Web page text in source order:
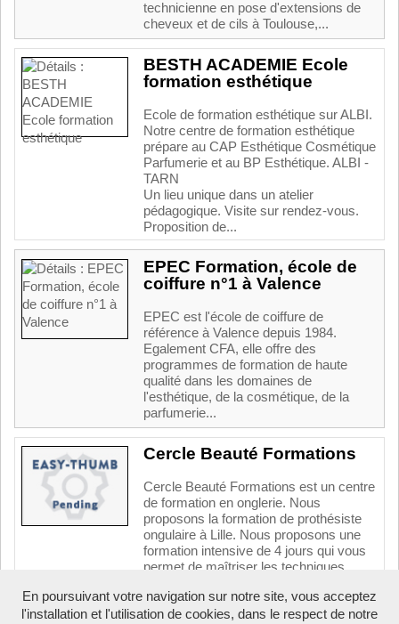
technicienne en pose d'extensions de
cheveux et de cils à Toulouse,...
BESTH ACADEMIE Ecole
formation esthétique
Ecole de formation esthétique sur ALBI.
Notre centre de formation esthétique
prépare au CAP Esthétique Cosmétique
Parfumerie et au BP Esthétique. ALBI -
TARN
Un lieu unique dans un atelier
pédagogique. Visite sur rendez-vous.
Proposition de...
EPEC Formation, école de
coiffure n°1 à Valence
EPEC est l'école de coiffure de
référence à Valence depuis 1984.
Egalement CFA, elle offre des
programmes de formation de haute
qualité dans les domaines de
l'esthétique, de la cosmétique, de la
parfumerie...
Cercle Beauté Formations
Cercle Beauté Formations est un centre
de formation en onglerie. Nous
proposons la formation de prothésiste
ongulaire à Lille. Nous proposons une
formation intensive de 4 jours qui vous
permet de maîtriser les techniques...
En poursuivant votre navigation sur notre site, vous acceptez
l'installation et l'utilisation de cookies, dans le respect de notre